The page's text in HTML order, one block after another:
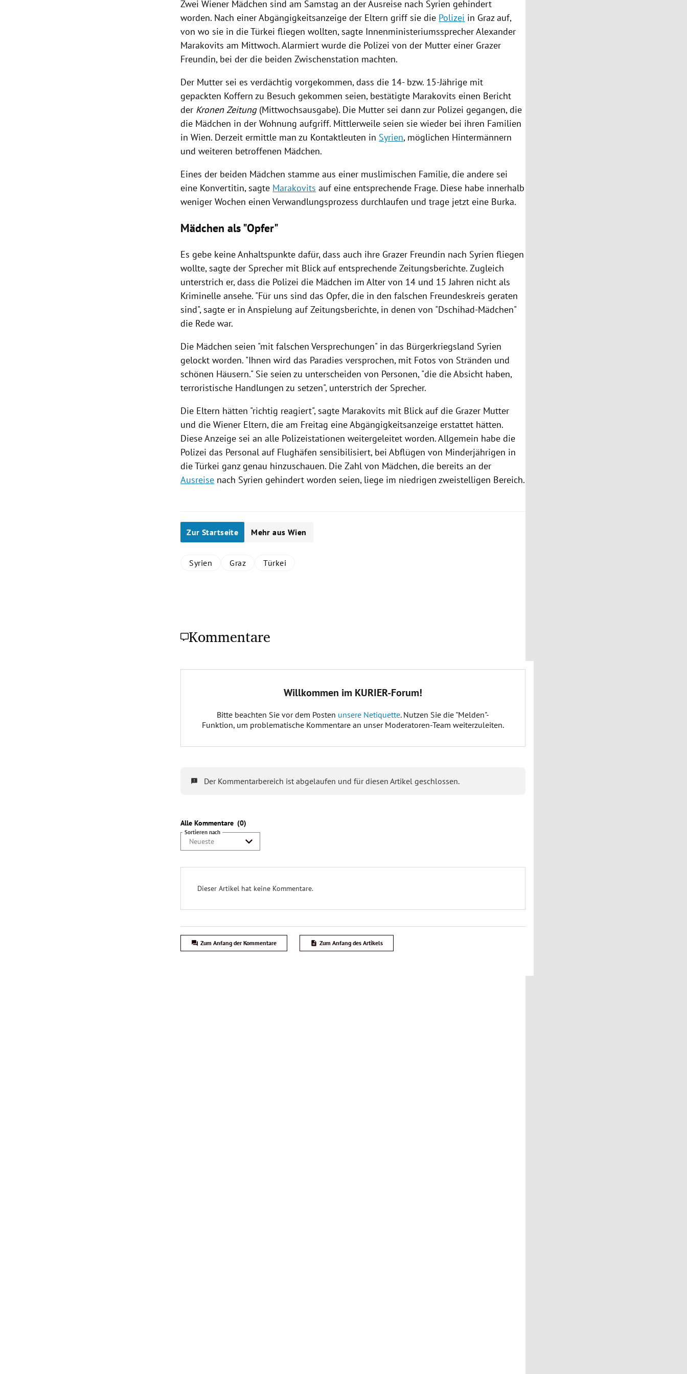
Zwei Wiener Mädchen sind am Samstag an derAusreise nach Syrien gehindert
worden. Nach einerAbgängigkeitsanzeige der Eltern griff sie die Polizei in Grazauf,
von wo sie in dieTürkei fliegen wollten, sagte InnenministeriumssprecherAlexander
Marakovits am Mittwoch. Alarmiert wurde die Polizei von der Mutter einer Grazer
Freundin, bei der die beiden Zwischenstation machten.
Der Mutter sei es verdächtig vorgekommen, dass die 14- bzw. 15-Jährige mit
gepackten Koffern zu Besuch gekommen seien, bestätigte Marakovits einen Bericht
der Kronen Zeitung(Mittwochsausgabe). Die Mutter sei dann zur Polizei gegangen, die
die Mädchen in der Wohnung aufgriff. Mittlerweile seien sie wieder bei ihren Familien
inWien. Derzeit ermittle man zu Kontaktleuten in Syrien, möglichen Hintermännern
und weiteren betroffenen Mädchen.
Eines der beiden Mädchen stamme aus einer muslimischen Familie, die andere sei
eine Konvertitin, sagte Marakovits auf eine entsprechende Frage. Diese habe innerhalb
weniger Wochen einen Verwandlungsprozess durchlaufen und trage jetzt eine Burka.
Mädchen als "Opfer"
Es gebe keine Anhaltspunkte dafür, dass auch ihre Grazer Freundin nach Syrien fliegen
wollte, sagte der Sprecher mit Blick auf entsprechende Zeitungsberichte. Zugleich
unterstrich er, dass die Polizei die Mädchen im Alter von 14 und 15 Jahren nicht als
Kriminelle ansehe. "Für uns sind das Opfer, die in den falschen Freundeskreis geraten
sind", sagte er in Anspielung auf Zeitungsberichte, in denen von "Dschihad-Mädchen"
die Rede war.
Die Mädchen seien "mit falschen Versprechungen" in das Bürgerkriegsland Syrien
gelockt worden. "Ihnen wird das Paradies versprochen, mit Fotos von Stränden und
schönen Häusern." Sie seien zu unterscheiden von Personen, "die die Absicht haben,
terroristische Handlungen zu setzen", unterstrich der Sprecher.
Die Eltern hätten "richtig reagiert", sagte Marakovits mit Blick auf die Grazer Mutter
und die Wiener Eltern, die am Freitag eineAbgängigkeitsanzeige erstattet hätten.
Diese Anzeige sei an alle Polizeistationen weitergeleitet worden. Allgemein habe die
Polizei das Personal auf Flughäfen sensibilisiert, bei Abflügen von Minderjährigen in
dieTürkei ganz genau hinzuschauen. Die Zahl von Mädchen, die bereits an der
Ausreise nach Syrien gehindert worden seien, liege im niedrigen zweistelligen Bereich.
Zur Startseite Mehr aus Wien
Syrien Graz Türkei
Kommentare